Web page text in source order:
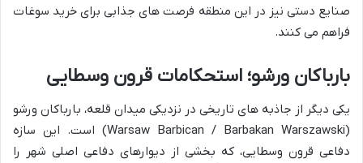
صنایع دستی نیز در این منطقه فرصت های جذابی برای خرید سوغات
فراهم می کنند.
بارباکان ورشو؛ استحکامات قرون وسطایی
یکی دیگر از جاذبه های تاریخی در نزدیکی میدان قلعه، بارباکان ورشو
(Warsaw Barbican / Barbakan Warszawski) است. این سازه
دفاعی قرون وسطایی، که بخشی از دیوارهای دفاعی اصلی شهر را